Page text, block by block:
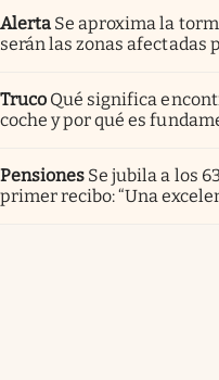
Alerta Se aproxima la
serán las zonas afectadas
Truco Qué significa
coche y por qué es
Pensiones Se jubila a los
primer recibo: “Una